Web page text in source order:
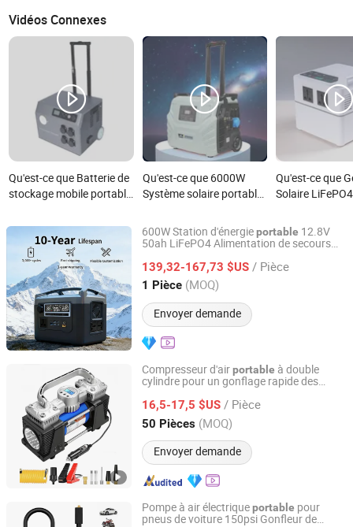
Vidéos Connexes
Qu'est-ce que Batterie de
stockage mobile portable
LiFePO4
Qu'est-ce que 6000W
Système solaire portable
chargement rapide et
multi-usages
Qu'est-ce que
Solaire
par Batterie
Électrique
d'Énergie
600W Station d'énergieportable 12.8V
50ah LiFePO4 Alimentation de secours
139,32-167,73 $US / Pièce
1 Pièce (MOQ)
Envoyer demande
Shaoxing Rich Technology Co., Ltd.
Zhejiang, China Depuis 2026
Compresseur d'airportable à double
cylindre pour un gonflage rapide des
16,5-17,5 $US / Pièce
50 Pièces (MOQ)
Envoyer demande
Ningbo Lanhai Technology Co., Ltd
Zhejiang, China Depuis 2020
Pompe à air électriqueportable pour
pneus de voiture 150psi Gonfleur de